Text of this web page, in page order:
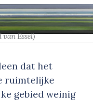
Essel)
dat het
ruimtelijke
gebied weinig